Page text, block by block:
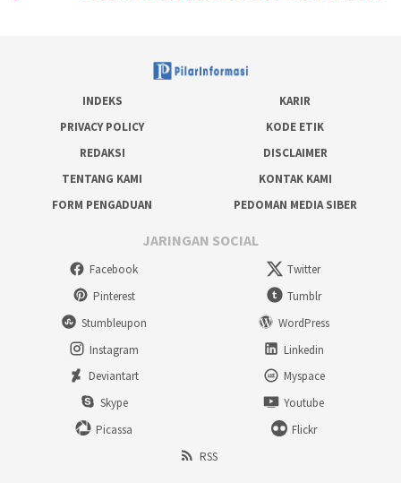
INDEKS
KARIR
PRIVACY POLICY
KODE ETIK
REDAKSI
DISCLAIMER
TENTANG KAMI
KONTAK KAMI
FORM PENGADUAN
PEDOMAN MEDIA SIBER
JARINGAN SOCIAL
Facebook
Twitter
Pinterest
Tumblr
Stumbleupon
WordPress
Instagram
Linkedin
Deviantart
Myspace
Skype
Youtube
Picassa
Flickr
RSS